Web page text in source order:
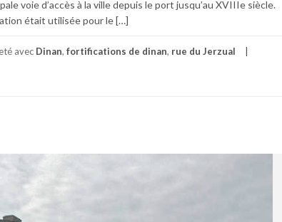
voie d’accès à la ville depuis le port jusqu’au XVIIIe siècle.
était utilisée pour le […]
avec Dinan, fortifications de dinan, rue du Jerzual